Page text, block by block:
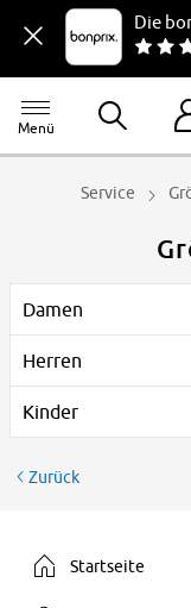
Die
Menü
Service
Damen
Herren
Kinder
Zurück
Startseite